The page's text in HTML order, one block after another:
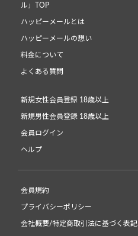
ル」TOP
ハッピーメールとは
ハッピーメールの想い
料金について
よくある質問
新規女性会員登録 18歳以上
新規男性会員登録 18歳以上
会員ログイン
ヘルプ
会員規約
プライバシーポリシー
会社概要/特定商取引法に基づく表記